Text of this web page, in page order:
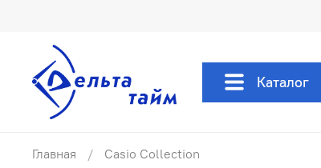
Каталог
Главная Casio Collection